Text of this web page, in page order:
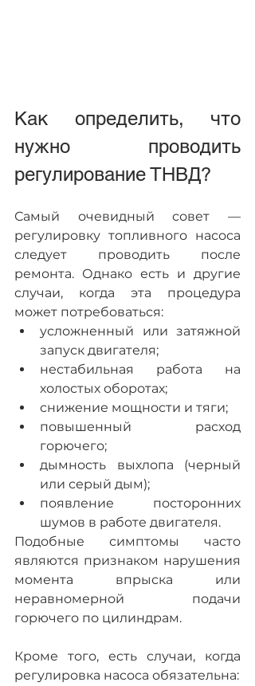
Как определить, что
нужно проводить
регулирование ТНВД?
Самый очевидный совет —
регулировку топливного насоса
следует проводить после
ремонта. Однако есть и другие
случаи, когда эта процедура
может потребоваться:
усложненный или затяжной
запуск двигателя;
нестабильная работа на
холостых оборотах;
снижение мощности и тяги;
повышенный расход
горючего;
дымность выхлопа (черный
или серый дым);
появление посторонних
шумов в работе двигателя.
Подобные симптомы часто
являются признаком нарушения
момента впрыска или
неравномерной подачи
горючего по цилиндрам.
Кроме того, есть случаи, когда
регулировка насоса обязательна: